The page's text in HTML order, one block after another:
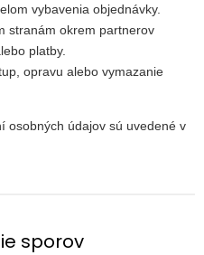
vybavenia objednávky.
stranám okrem partnerov
platby.
opravu alebo vymazanie
osobných údajov sú uvedené v
sporov